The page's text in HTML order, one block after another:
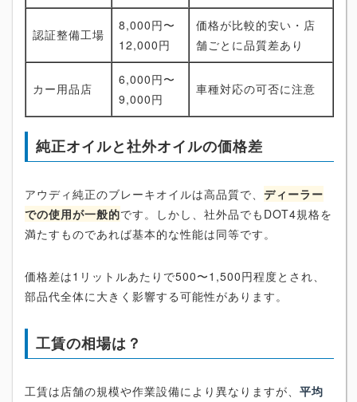
認証整備工場
8,000円〜
12,000円
価格が比較的安い・店
舗ごとに品質差あり
カー用品店
6,000円〜
9,000円
車種対応の可否に注意
純正オイルと社外オイルの価格差
アウディ純正のブレーキオイルは高品質で、 ディーラー
での使用が一般的です。しかし、社外品でもDOT4規格を
満たすものであれば基本的な性能は同等です。
価格差は1リットルあたりで500〜1,500円程度とされ、
部品代全体に大きく影響する可能性があります。
工賃の相場は？
工賃は店舗の規模や作業設備により異なりますが、 平均